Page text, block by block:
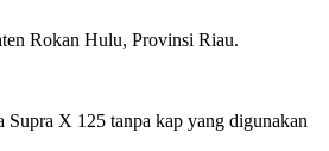
Rokan Hulu, Provinsi Riau.
Supra X 125 tanpa kap yang digunakan